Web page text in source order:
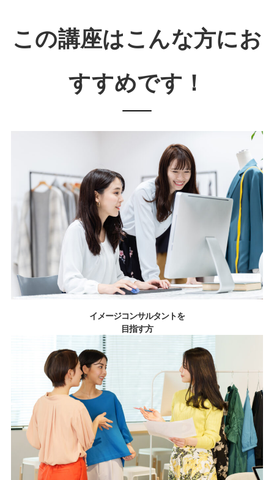
この講座はこんな方にお
すすめです！
イメージコンサルタントを
目指す方